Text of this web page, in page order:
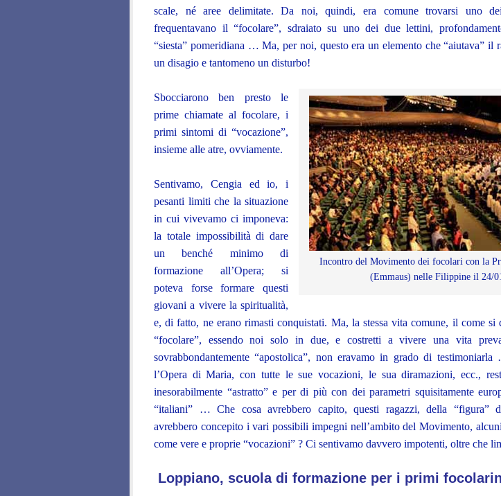
scale, né aree delimitate. Da noi, quindi, era comune trovarsi uno
frequentavano il “focolare”, sdraiato su uno dei due lettini,
“siesta” pomeridiana … Ma, per noi, questo era un elemento che “aiutava” il
un disagio e tantomeno un disturbo!
Incontro del Movimento dei focolari con la
(Emmaus) nelle Filippine il 24/
Sbocciarono ben presto le
prime chiamate al focolare, i
primi sintomi di “vocazione”,
insieme alle atre, ovviamente.
Sentivamo, Cengia ed io, i
pesanti limiti che la situazione
in cui vivevamo ci imponeva:
la totale impossibilità di dare
un benché minimo di
formazione all’Opera; si
poteva forse formare questi
giovani a vivere la spiritualità,
e, di fatto, ne erano rimasti conquistati. Ma, la stessa vita comune, il come si
“focolare”, essendo noi solo in due, e costretti a vivere una vita
sovrabbondantemente “apostolica”, non eravamo in grado di
l’Opera di Maria, con tutte le sue vocazioni, le sua diramazioni, ecc.,
inesorabilmente “astratto” e per di più con dei parametri squisitamente
“italiani” … Che cosa avrebbero capito, questi ragazzi, della “figura”
avrebbero concepito i vari possibili impegni nell’ambito del Movimento,
come vere e proprie “vocazioni” ? Ci sentivamo davvero impotenti, oltre che
Loppiano, scuola di formazione per i primi